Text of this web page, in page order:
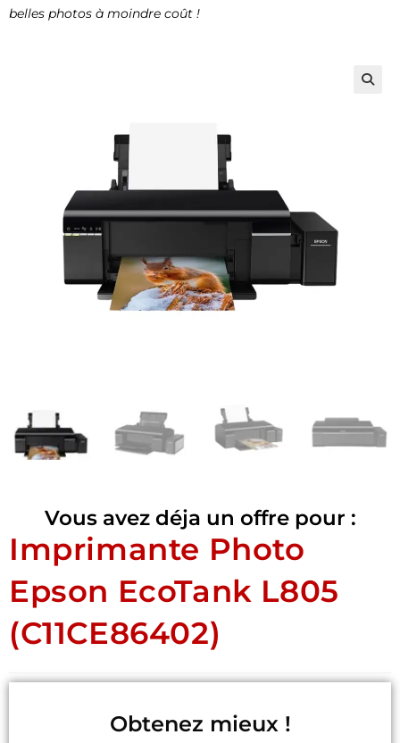
belles photos à moindre coût !
Vous avez déja un offre pour :
Imprimante Photo
Epson EcoTank L805
(C11CE86402)
Obtenez mieux !